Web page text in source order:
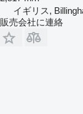
イギリス,
販売会社に連絡